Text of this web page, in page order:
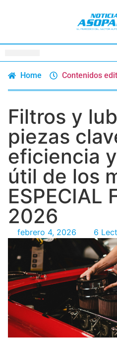
Home Contenidos
Filtros y
piezas
eficiencia
útil de los
ESPECIAL
2026
febrero 4, 2026 6